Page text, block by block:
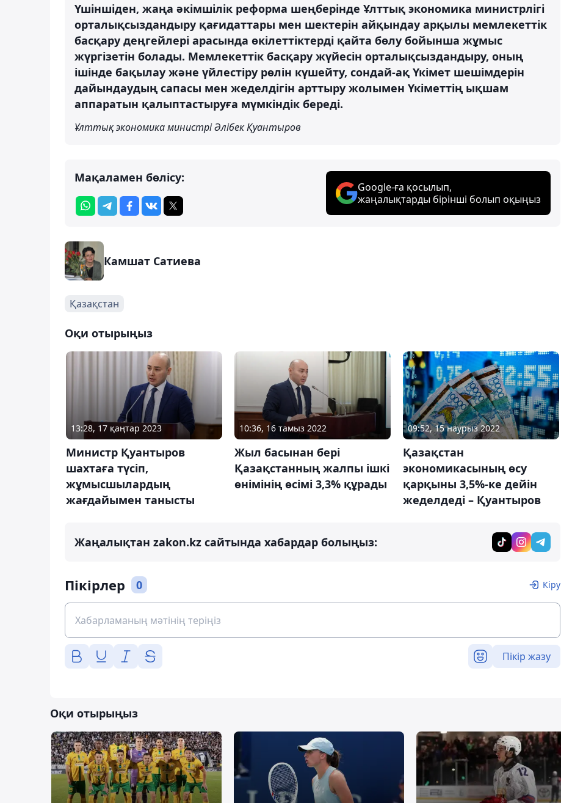
Үшіншіден, жаңа әкімшілік реформа шеңберінде Ұлттық экономика министрлігі
орталықсыздандыру қағидаттары мен шектерін айқындау арқылы мемлекеттік
басқару деңгейлері арасында өкілеттіктерді қайта бөлу бойынша жұмыс
жүргізетін болады. Мемлекеттік басқару жүйесін орталықсыздандыру, оның
ішінде бақылау және үйлестіру рөлін күшейту, сондай-ақ Үкімет шешімдерін
дайындаудың сапасы мен жеделдігін арттыру жолымен Үкіметтің ықшам
аппаратын қалыптастыруға мүмкіндік береді.
Ұлттық экономика министрі Әлібек Қуантыров
Мақаламен бөлісу:
Google-ға қосылып,
жаңалықтарды бірінші болып оқыңыз
Камшат Сатиева
Қазақстан
Оқи отырыңыз
13:28, 17 қаңтар 2023
Министр Қуантыров
шахтаға түсіп,
жұмысшылардың
жағдайымен танысты
10:36, 16 тамыз 2022
Жыл басынан бері
Қазақстанның жалпы ішкі
өнімінің өсімі 3,3% құрады
09:52, 15 наурыз 2022
Қазақстан
экономикасының өсу
қарқыны 3,5%-ке дейін
жеделдеді – Қуантыров
Жаңалықтан zakon.kz сайтында хабардар болыңыз:
Пікірлер 0 Кіру
Пікір жазу
Оқи отырыңыз